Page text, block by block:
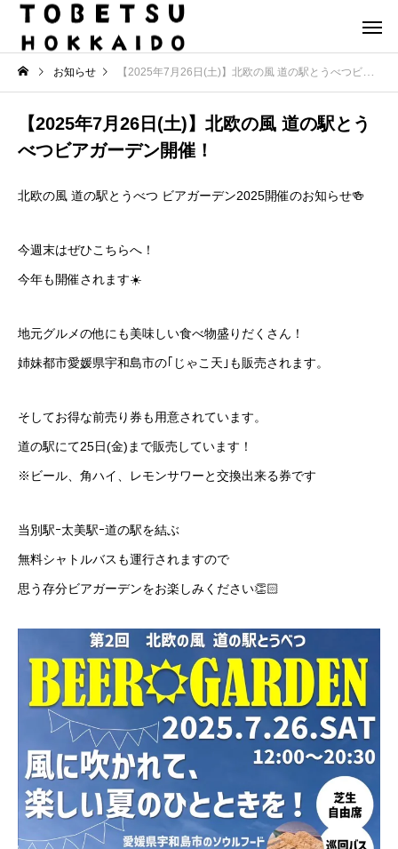
お知らせ 【2025年7月26日(土)】北欧の風 道の駅とうべつビアガーデン開催！
【2025年7月26日(土)】北欧の風 道の駅とう
べつビアガーデン開催！
北欧の風 道の駅とうべつ ビアガーデン2025開催のお知らせ🍻
今週末はぜひこちらへ！
今年も開催されます☀️
地元グルメの他にも美味しい食べ物盛りだくさん！
姉妹都市愛媛県宇和島市の｢じゃこ天｣も販売されます。
そしてお得な前売り券も用意されています。
道の駅にて25日(金)まで販売しています！
※ビール、角ハイ、レモンサワーと交換出来る券です
当別駅ｰ太美駅ｰ道の駅を結ぶ
無料シャトルバスも運行されますので
思う存分ビアガーデンをお楽しみください👏🏻